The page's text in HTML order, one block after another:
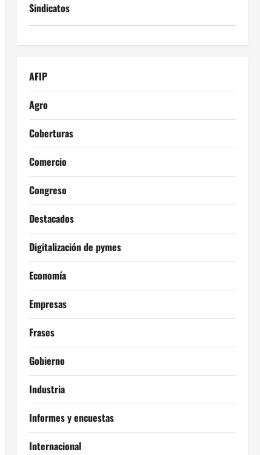
Sindicatos
AFIP
Agro
Coberturas
Comercio
Congreso
Destacados
Digitalización de pymes
Economía
Empresas
Frases
Gobierno
Industria
Informes y encuestas
Internacional